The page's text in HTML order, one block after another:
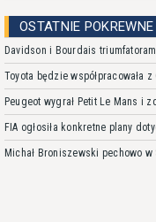
OSTATNIE
Davidson i Bourdais
Toyota będzie współpracowała z
Peugeot wygrał Petit Le Mans i
FIA ogłosiła konkretne plany
Michał Broniszewski pechowo w